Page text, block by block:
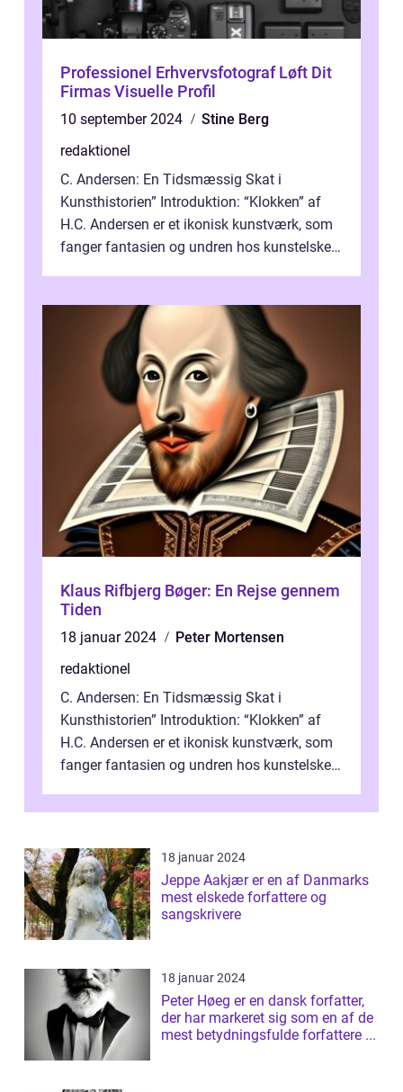
Professionel Erhvervsfotograf Løft Dit
Firmas Visuelle Profil
10 september 2024
Stine Berg
redaktionel
C. Andersen: En Tidsmæssig Skat i
Kunsthistorien” Introduktion: “Klokken” af
H.C. Andersen er et ikonisk kunstværk, som
fanger fantasien og undren hos kunstelskere
Klaus Rifbjerg Bøger: En Rejse gennem
Tiden
18 januar 2024
Peter Mortensen
redaktionel
C. Andersen: En Tidsmæssig Skat i
Kunsthistorien” Introduktion: “Klokken” af
H.C. Andersen er et ikonisk kunstværk, som
fanger fantasien og undren hos kunstelskere
18 januar 2024
Jeppe Aakjær er en af Danmarks
mest elskede forfattere og
sangskrivere
18 januar 2024
Peter Høeg er en dansk forfatter,
der har markeret sig som en af de
mest betydningsfulde forfattere ...